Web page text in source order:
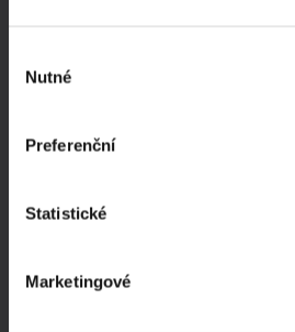
souhlasu
Nutné
Preferenční
Statistické
Marketingové
Novinky v podnikání
Založení s.r.o.
Kompletní ceník